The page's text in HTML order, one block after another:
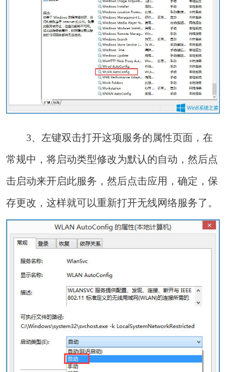
3、左键双击打开这项服务的属性页面，在
常规中，将启动类型修改为默认的自动，然后点
击启动来开启此服务，然后点击应用，确定，保
存更改，这样就可以重新打开无线网络服务了。